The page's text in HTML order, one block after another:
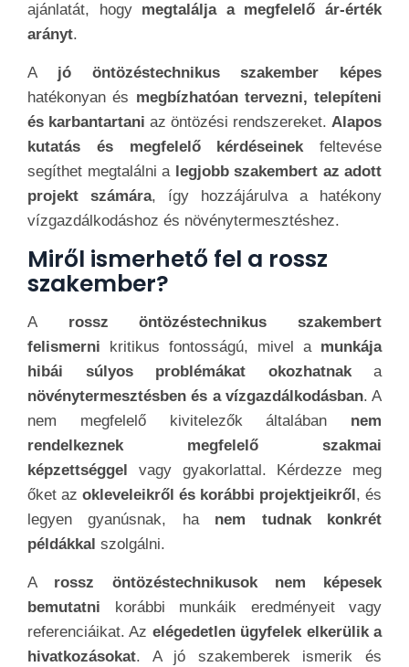
ajánlatát, hogy megtalálja a megfelelő ár-érték
arányt.
A jó öntözéstechnikus szakember képes
hatékonyan és megbízhatóan tervezni, telepíteni
és karbantartani az öntözési rendszereket. Alapos
kutatás és megfelelő kérdéseinekfeltevése
segíthet megtalálni a legjobb szakembert az adott
projekt számára, így hozzájárulva a hatékony
vízgazdálkodáshoz és növénytermesztéshez.
Miről ismerhető fel a rossz
szakember?
A rossz öntözéstechnikus szakembert
felismerni kritikus fontosságú, mivel amunkája
hibái súlyos problémákat okozhatnak a
növénytermesztésben és a vízgazdálkodásban. A
nem megfelelő kivitelezők általában nem
rendelkeznek megfelelő szakmai
képzettséggel vagy gyakorlattal. Kérdezze meg
őket az okleveleikről és korábbi projektjeikről, és
legyen gyanúsnak, hanem tudnak konkrét
példákkal szolgálni.
A rossz öntözéstechnikusok nem képesek
bemutatni korábbi munkáik eredményeit vagy
referenciáikat. Az elégedetlen ügyfelek elkerülik a
hivatkozásokat. A jó szakemberek ismerik és